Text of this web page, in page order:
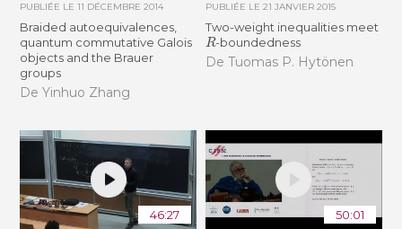
PUBLIÉE LE11 DÉCEMBRE 2014
Braided autoequivalences,
quantum commutative Galois
objects and the Brauer
groups
De Yinhuo Zhang
PUBLIÉE LE 21 JANVIER 2015
Two-weight inequalities meet
R-boundedness
De Tuomas P. Hytönen
46:27 50:01